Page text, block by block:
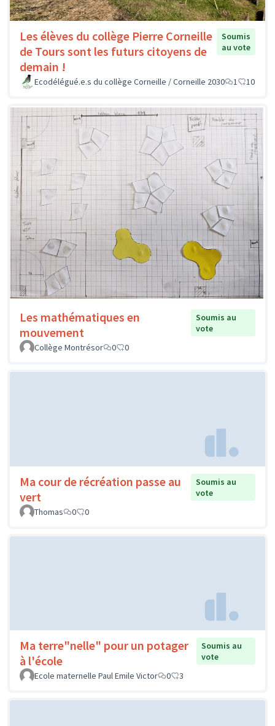
Les élèves du collège Pierre Corneille
de Tours sont les futurs citoyens de
demain !
Soumis
au vote
Ecodélégué.e.s du collège Corneille / Corneille 2030 1 10
Les mathématiques en
mouvement
Soumis au
vote
Collège Montrésor
0 0
Ma cour de récréation passe au
vert
Soumis au
vote
Thomas
0 0
Ma terre"nelle" pour un potager
à l'école
Soumis au
vote
Ecole maternelle Paul Emile Victor
0 3